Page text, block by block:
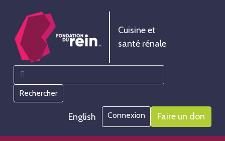
Content
navigation
Cuisine et
santé rénale
Cuisine et santé rénale
Informations et outils pour vous aider à gérer votre
régime alimentaire rénal
Rechercher :
English Connexion Faire un don